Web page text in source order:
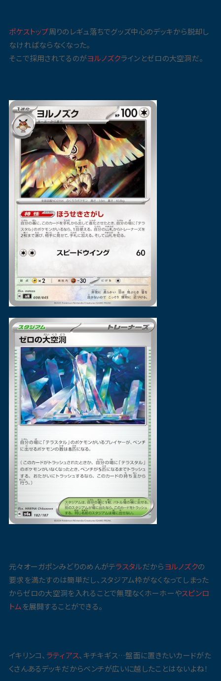
ポケストップ周りのレギュ落ちでグッズ中心のデッキから脱却し
なければならなくなった。
そこで採用されてるのがヨルノズクラインとゼロの大空洞だ。
元々オーガポンみどりのめんがテラスタルだからヨルノズクの
要求を満たすのは簡単だし、スタジアム枠がなくなってしまった
からゼロの大空洞を入れることで無理なくホーホーやスピンロ
トムを展開することができる。
イキリンコ、 ラティアス、キチキギス…盤面に置きたいカードがた
くさんあるデッキだからベンチが広いに越したことはないよね！